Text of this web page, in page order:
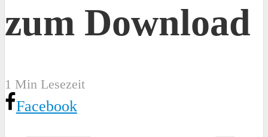
zum Download
1 Min Lesezeit
Facebook